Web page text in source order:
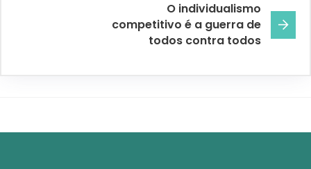
O individualismo
competitivo é a guerra de
todos contra todos